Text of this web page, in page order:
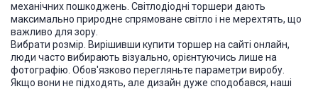
механічних пошкоджень. Світлодіодні торшери дають
максимально природне спрямоване світло і не мерехтять, що
важливо для зору.
Вибрати розмір. Вирішивши купити торшер на сайті онлайн,
люди часто вибирають візуально, орієнтуючись лише на
фотографію. Обов'язково перегляньте параметри виробу.
Якщо вони не підходять, але дизайн дуже сподобався, наші